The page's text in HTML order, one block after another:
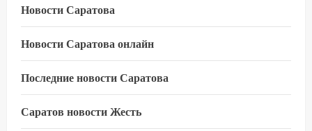
Новости Саратова
Новости Саратова онлайн
Последние новости Саратова
Саратов новости Жесть